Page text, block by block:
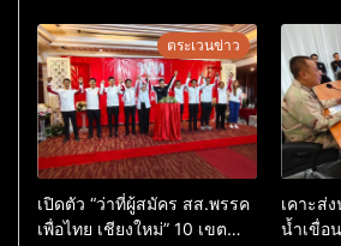
ตระเวนข่าว
เปิดตัว “ว่าที่ผู้สมัคร สส.พรรค
เพื่อไทย เชียงใหม่” 10 เขต
เคาะส่
น้ำเขื่อ